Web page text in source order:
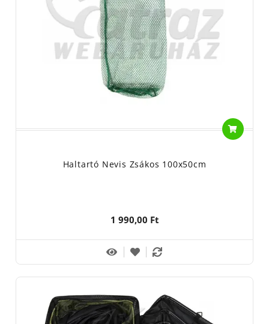
Haltartó Nevis Zsákos 100x50cm
1 990,00 Ft